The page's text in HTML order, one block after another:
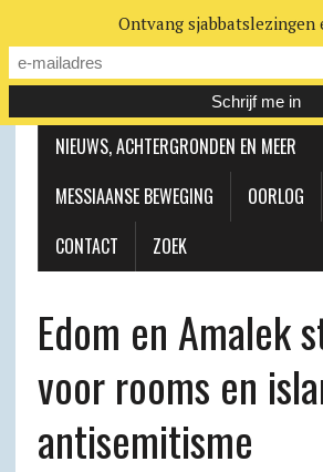
MESSIAANSE GEMEENTE
NIEUWS, ACHTERGRONDEN EN MEER
MESSIAANSE BEWEGING
OORLOG
CONTACT
ZOEK
Edom en Amalek
voor rooms en
antisemitisme
Ontvang sjabbatslezingen